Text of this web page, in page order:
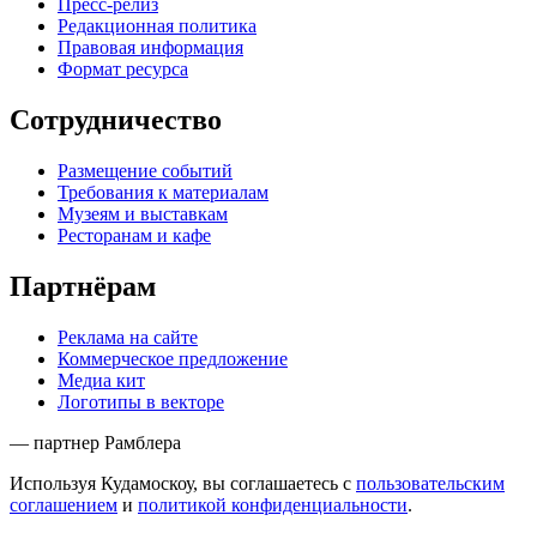
Пресс-релиз
Редакционная политика
Правовая информация
Формат ресурса
Сотрудничество
Размещение событий
Требования к материалам
Музеям и выставкам
Ресторанам и кафе
Партнёрам
Реклама на сайте
Коммерческое предложение
Медиа кит
Логотипы в векторе
— партнер Рамблера
Используя Кудамоскоу, вы соглашаетесь с пользовательским
соглашением и политикой конфиденциальности.